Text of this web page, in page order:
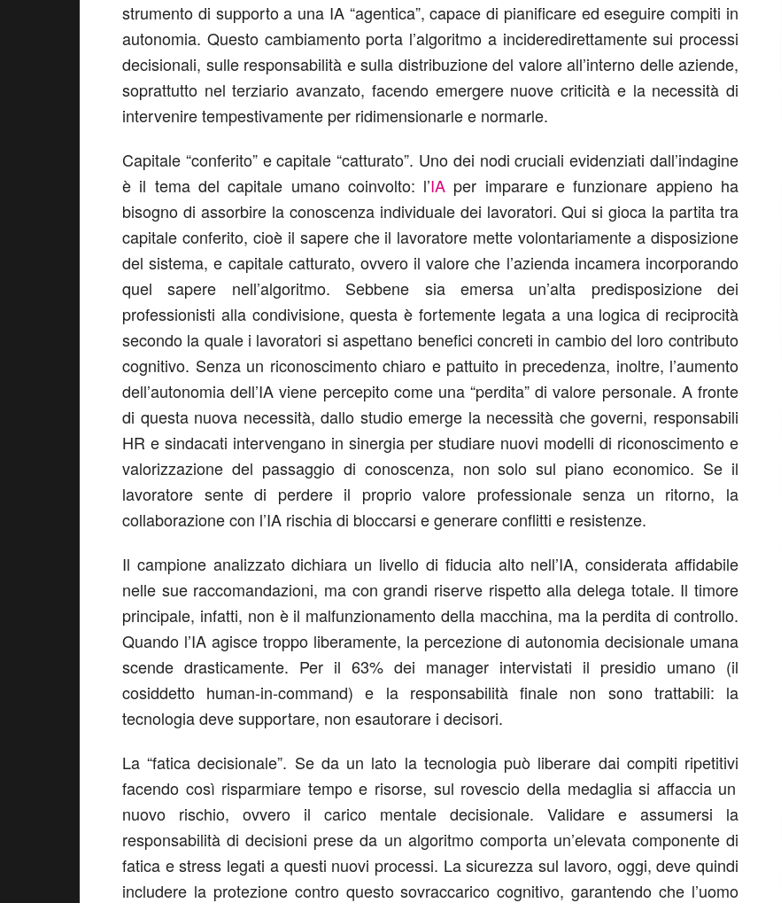
strumento di supporto a una IA “agentica”, capace di pianificare ed eseguire compiti in
autonomia. Questo cambiamento porta l’algoritmo a incideredirettamente sui processi
decisionali, sulle responsabilità e sulla distribuzione del valore all’interno delle aziende,
soprattutto nel terziario avanzato, facendo emergere nuove criticità e la necessità di
intervenire tempestivamente per ridimensionarle e normarle.
Capitale “conferito” e capitale “catturato”. Uno dei nodi cruciali evidenziati dall’indagine
è il tema delcapitale umano coinvolto: l’IA per impararee funzionare appieno ha
bisogno di assorbire laconoscenza individuale dei lavoratori. Qui si gioca la partita tra
capitale conferito, cioè il sapere che il lavoratore mette volontariamente a disposizione
del sistema, e capitale catturato, ovvero il valore che l’azienda incamera incorporando
quel sapere nell’algoritmo. Sebbene siaemersaun’alta predisposizione dei
professionisti alla condivisione, questa è fortemente legata a una logica di reciprocità
secondo la qualei lavoratori si aspettano benefici concreti in cambio del loro contributo
cognitivo. Senza un riconoscimento chiaro e pattuito in precedenza, inoltre, l’aumento
dell’autonomia dell’IA viene percepito come una “perdita” di valore personale. A fronte
di questa nuova necessità, dallo studio emerge la necessità che governi, responsabili
HR e sindacati intervengano in sinergia per studiare nuovi modelli di riconoscimento e
valorizzazione del passaggiodi conoscenza, non solo sul piano economico. Se il
lavoratore sente di perdere il proprio valore professionale senza un ritorno, la
collaborazione con l’IA rischia di bloccarsi e generare conflitti e resistenze.
Il campione analizzato dichiara un livello di fiducia altonell’IA, considerata affidabile
nelle sue raccomandazioni, ma congrandi riserve rispetto alla delega totale. Il timore
principale, infatti, non è il malfunzionamento della macchina, ma la perdita di controllo.
Quando l’IA agisce troppo liberamente, la percezione di autonomia decisionale umana
scende drasticamente. Per il 63% dei manager intervistati il presidio umano (il
cosiddetto human-in-command)e la responsabilità finale non sonotrattabili: la
tecnologiadeve supportare, non esautorare i decisori.
La “fatica decisionale”. Se da un lato la tecnologiapuò liberare dai compiti ripetitivi
facendo così risparmiare tempo e risorse, sul rovescio della medaglia si affaccia un
nuovo rischio, ovvero il carico mentale decisionale. Validare e assumersi la
responsabilità di decisioni prese da un algoritmocomporta un’elevata componente di
fatica e stress legati a questi nuovi processi. La sicurezza sul lavoro, oggi, devequindi
includere la protezione contro questo sovraccarico cognitivo, garantendo che l’uomo